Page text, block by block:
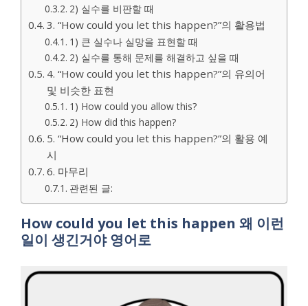
2) 실수를 비판할 때
3. “How could you let this happen?”의 활용법
1) 큰 실수나 실망을 표현할 때
2) 실수를 통해 문제를 해결하고 싶을 때
4. “How could you let this happen?”의 유의어
및 비슷한 표현
1) How could you allow this?
2) How did this happen?
5. “How could you let this happen?”의 활용 예
시
6. 마무리
관련된 글:
How could you let this happen 왜 이런
일이 생긴거야 영어로